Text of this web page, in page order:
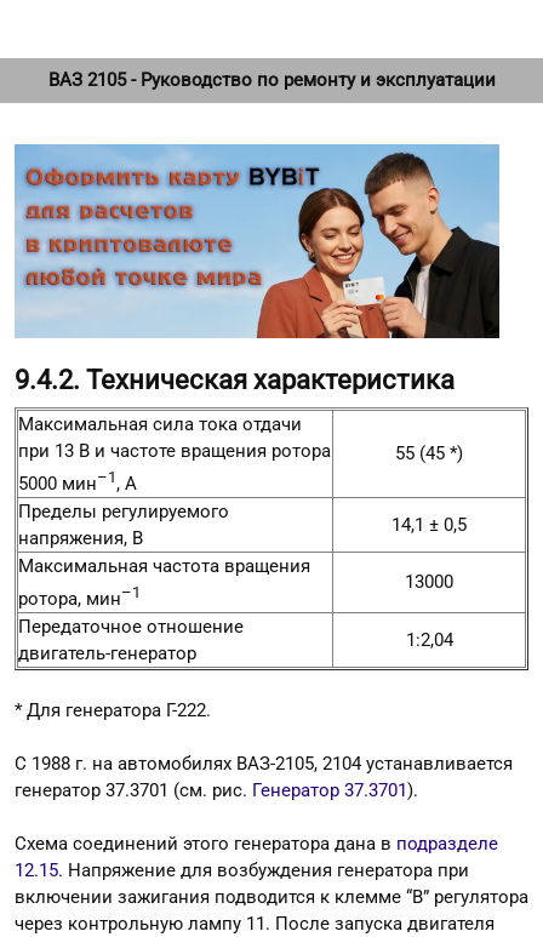
ВАЗ 2105 - Руководство по ремонту и эксплуатации
9.4.2. Техническая характеристика
Максимальная сила тока отдачи
при 13 В и частоте вращения ротора
5000 мин–1, А
55 (45 *)
Пределы регулируемого
напряжения, В
14,1 ± 0,5
Максимальная частота вращения
ротора, мин–1 13000
Передаточное отношение
двигатель-генератор
1:2,04
* Для генератора Г-222.
С 1988 г. на автомобилях ВАЗ-2105, 2104 устанавливается
генератор 37.3701 (см. рис. Генератор 37.3701).
Схема соединений этого генератора дана в подразделе
12.15. Напряжение для возбуждения генератора при
включении зажигания подводится к клемме “В” регулятора
через контрольную лампу 11. После запуска двигателя